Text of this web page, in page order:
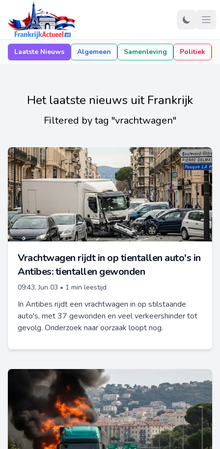
Laatste Nieuws Algemeen Samenleving Politiek
Het laatste nieuws uit Frankrijk
Filtered by tag "vrachtwagen"
Vrachtwagen rijdt in op tientallen auto's in
Antibes: tientallen gewonden
09:43, Jun 03 • 1 min leestijd
In Antibes rijdt een vrachtwagen in op stilstaande
auto's, met 37 gewonden en veel verkeershinder tot
gevolg. Onderzoek naar oorzaak loopt nog.